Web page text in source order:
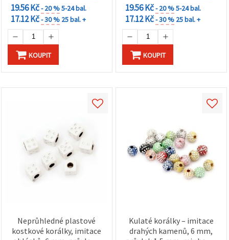
19.56 Kč- 20 %5-24 bal.
17.12 Kč- 30 % 25 bal. +
KOUPIT
19.56 Kč- 20 %5-24 bal.
17.12 Kč- 30 % 25 bal. +
KOUPIT
Neprůhledné plastové
kostkové korálky, imitace
Kulaté korálky – imitace
drahých kamenů, 6 mm,